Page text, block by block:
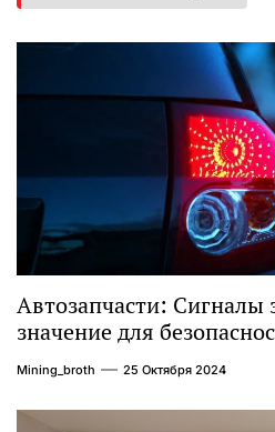
Автозапчасти: Сигналы
значение для
Mining_broth 25 Октября 2024